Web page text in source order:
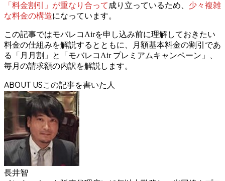
「料金割引」が重なり合って 成り立っているため、 少々複雑
な料金の構造になっています。
この記事ではモバレコAirを申し込み前に理解しておきたい
料金の仕組みを解説するとともに、月額基本料金の割引であ
る「月月割」と「モバレコAir プレミアムキャンペーン」、
毎月の請求額の内訳を解説します。
ABOUT US
長井智